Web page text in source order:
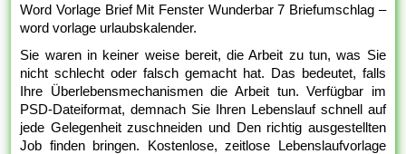
Word Vorlage Brief Mit Fenster Wunderbar 7 Briefumschlag –
word vorlage urlaubskalender.
Sie waren in keiner weise bereit, die Arbeit zu tun, was Sie
nicht schlecht oder falsch gemacht hat. Das bedeutet, falls
Ihre Überlebensmechanismen die Arbeit tun. Verfügbar im
PSD-Dateiformat, demnach Sie Ihren Lebenslauf schnell auf
jede Gelegenheit zuschneiden und Den richtig ausgestellten
Job finden bringen. Kostenlose, zeitlose Lebenslaufvorlage